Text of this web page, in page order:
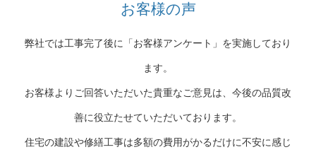
お客様の声
弊社では工事完了後に「お客様アンケート」を実施しており
ます。
お客様よりご回答いただいた貴重なご意見は、今後の品質改
善に役立たせていただいております。
住宅の建設や修繕工事は多額の費用がかるだけに不安に感じ